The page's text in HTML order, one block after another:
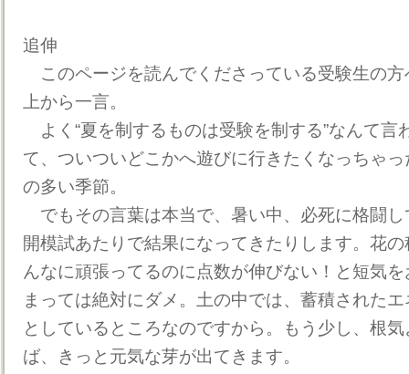
追伸
このページを読んでくださっている受験生の
上から一言。
よく“夏を制するものは受験を制する”なんて言
て、ついついどこかへ遊びに行きたくなっちゃ
の多い季節。
でもその言葉は本当で、暑い中、必死に格闘
開模試あたりで結果になってきたりします。花
んなに頑張ってるのに点数が伸びない！と短気
まっては絶対にダメ。土の中では、蓄積された
としているところなのですから。もう少し、根
ば、きっと元気な芽が出てきます。